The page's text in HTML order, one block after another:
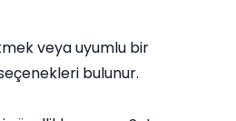
veya uyumlu bir
bulunur.